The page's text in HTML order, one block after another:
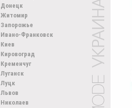
Донецк
Житомир
Запорожье
Ивано-Франковск
Киев
Кировоград
Кременчуг
Луганск
Луцк
Львов
Николаев